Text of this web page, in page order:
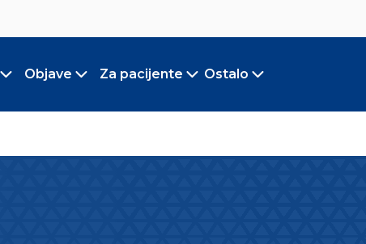
Toggle submenu
Objave
Toggle submenu
Za pacijente
Toggle submenu
Ostalo
Toggle